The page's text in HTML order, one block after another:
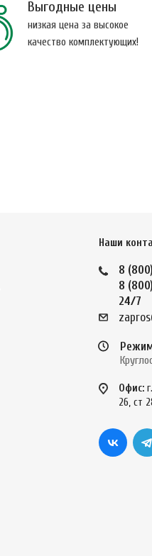
Выгодные цены
низкая цена за высокое
качество комплектующих!
Наши
8
8
24/7
Офис:
26, ст